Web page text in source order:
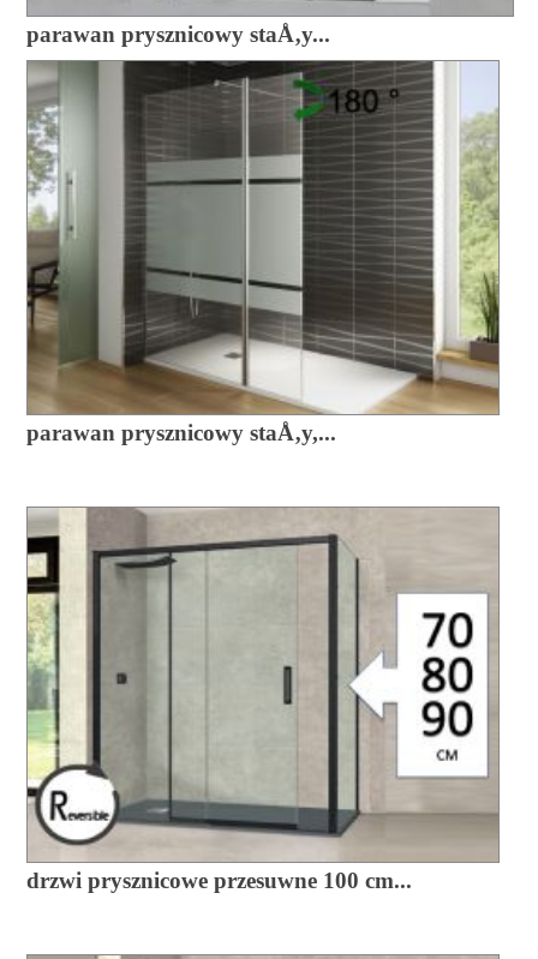
parawan prysznicowy staÅ‚y...
parawan prysznicowy staÅ‚y,...
drzwi prysznicowe przesuwne 100 cm...